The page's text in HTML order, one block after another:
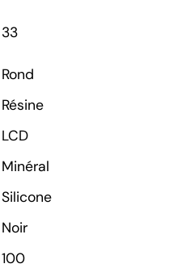
33
Rond
Résine
LCD
Minéral
Silicone
Noir
100